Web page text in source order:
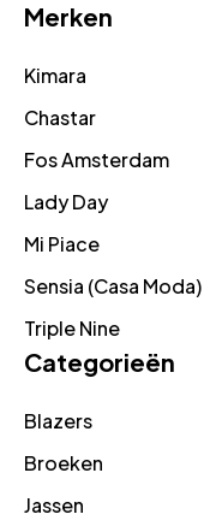
Merken
Kimara
Chastar
Fos Amsterdam
Lady Day
Mi Piace
Sensia (Casa Moda)
Triple Nine
Categorieën
Blazers
Broeken
Jassen